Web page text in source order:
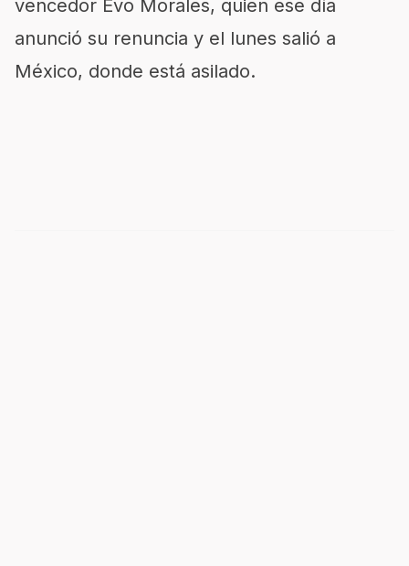
vencedor Evo Morales, quien ese día
anunció su renuncia y el lunes salió a
México, donde está asilado.